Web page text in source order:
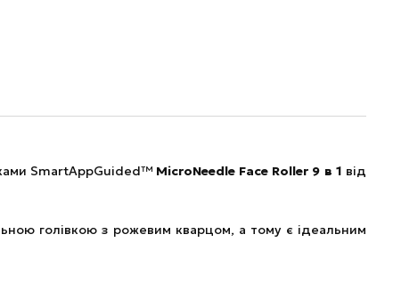
SmartAppGuided™ MicroNeedle Face Roller 9 в 1 від
голівкою з рожевим кварцом, а тому є ідеальним